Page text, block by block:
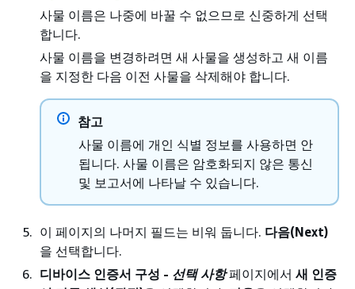
사물 이름은 나중에 바꿀 수 없으므로 신중하게 선택
합니다.
사물 이름을 변경하려면 새 사물을 생성하고 새 이름
을 지정한 다음 이전 사물을 삭제해야 합니다.
참고
사물 이름에 개인 식별 정보를 사용하면 안
됩니다. 사물 이름은 암호화되지 않은 통신
및 보고서에 나타날 수 있습니다.
이 페이지의 나머지 필드는 비워 둡니다. 다음(Next)
을 선택합니다.
디바이스 인증서 구성 - 선택 사항페이지에서 새 인증